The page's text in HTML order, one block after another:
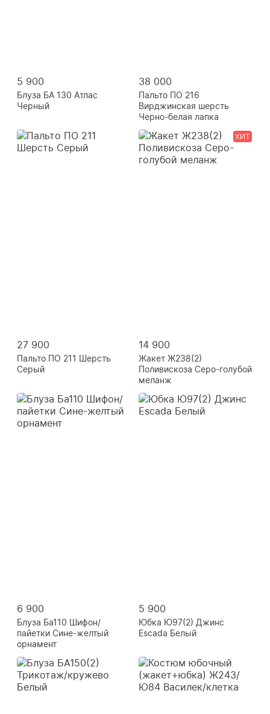
5 900
Блуза БА 130 Атлас
Черный
38 000
Пальто ПО 216
Вирджинская шерсть
Черно-белая лапка
27 900
Пальто ПО 211 Шерсть
Серый
14 900
Жакет Ж238(2)
Поливискоза Серо-голубой
меланж
ХИТ
6 900
Блуза Ба110 Шифон/
пайетки Сине-желтый
орнамент
5 900
Юбка Ю97(2) Джинс
Escada Белый